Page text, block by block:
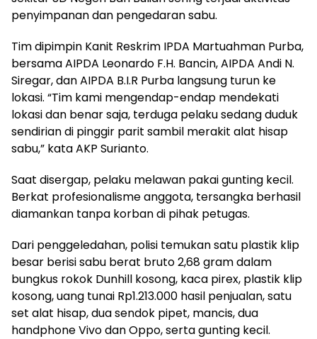
penyimpanan dan pengedaran sabu.
Tim dipimpin Kanit Reskrim IPDA Martuahman Purba,
bersama AIPDA Leonardo F.H. Bancin, AIPDA Andi N.
Siregar, dan AIPDA B.I.R Purba langsung turun ke
lokasi. “Tim kami mengendap-endap mendekati
lokasi dan benar saja, terduga pelaku sedang duduk
sendirian di pinggir parit sambil merakit alat hisap
sabu,” kata AKP Surianto.
Saat disergap, pelaku melawan pakai gunting kecil.
Berkat profesionalisme anggota, tersangka berhasil
diamankan tanpa korban di pihak petugas.
Dari penggeledahan, polisi temukan satu plastik klip
besar berisi sabu berat bruto 2,68 gram dalam
bungkus rokok Dunhill kosong, kaca pirex, plastik klip
kosong, uang tunai Rp1.213.000 hasil penjualan, satu
set alat hisap, dua sendok pipet, mancis, dua
handphone Vivo dan Oppo, serta gunting kecil.